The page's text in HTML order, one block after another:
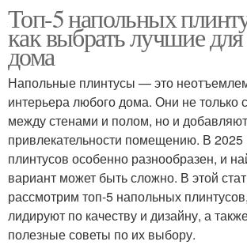
Топ-5 напольных
как выбрать лучшие
дома
Напольные плинтусы — это
интерьера любого дома. Они не только
между стенами и полом, но и добавляют
привлекательности помещению. В 2025
плинтусов особенно разнообразен, и
вариант может быть сложно. В этой
рассмотрим топ-5 напольных
лидируют по качеству и дизайну, а
полезные советы по их выбору.